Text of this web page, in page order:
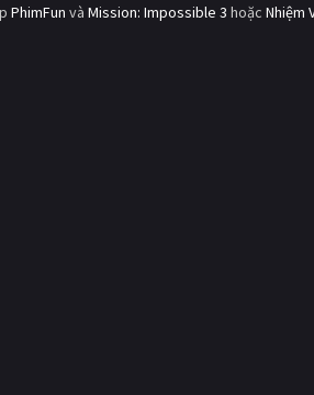
PhimFun và Mission: Impossible 3 hoặc Nhiệm